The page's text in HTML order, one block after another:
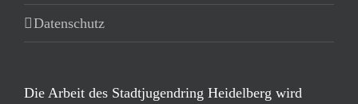
Datenschutz
Die Arbeit des Stadtjugendring Heidelberg wird